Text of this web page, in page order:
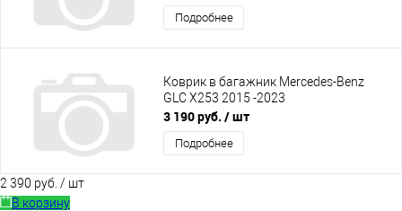
Подробнее
Коврик в багажник Mercedes-Benz
GLC X253 2015 -2023
3 190 руб. / шт
Подробнее
2 390 руб. / шт
В корзину